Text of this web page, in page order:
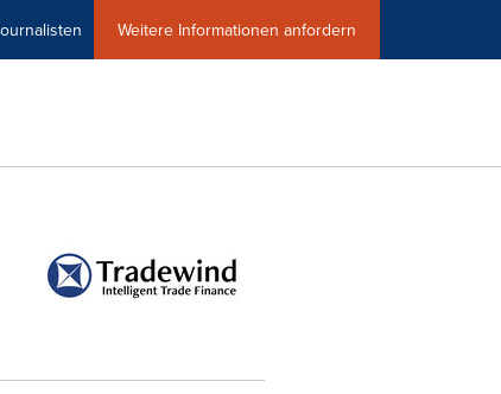
Weitere Informationen anfordern